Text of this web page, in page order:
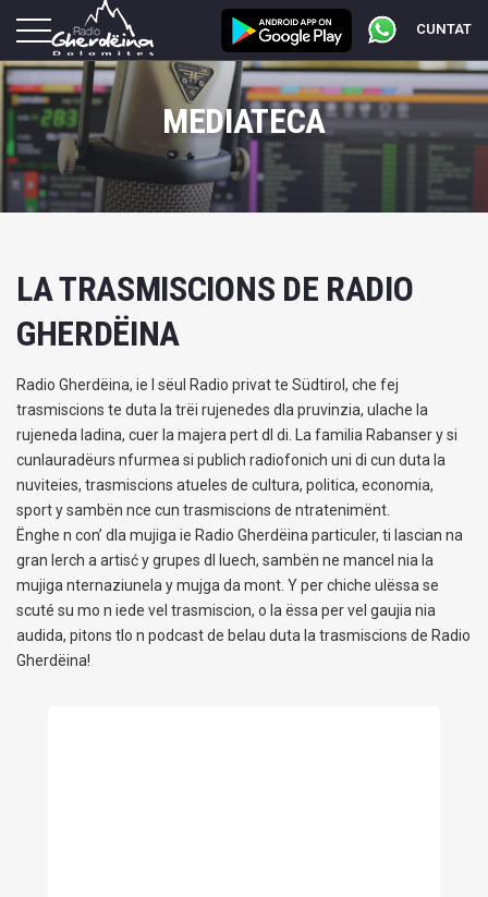
CUNTAT
MEDIATECA
LA TRASMISCIONS DE RADIO
GHERDËINA
Radio Gherdëina, ie l sëul Radio privat te Südtirol, che fej
trasmiscions te duta la trëi rujenedes dla pruvinzia, ulache la
rujeneda ladina, cuer la majera pert dl di. La familia Rabanser y si
cunlauradëurs nfurmea si publich radiofonich uni di cun duta la
nuviteies, trasmiscions atueles de cultura, politica, economia,
sport y sambën nce cun trasmiscions de ntratenimënt.
Ënghe n con’ dla mujiga ie Radio Gherdëina particuler, ti lascian na
gran lerch a artisć y grupes dl luech, sambën ne mancel nia la
mujiga nternaziunela y mujga da mont. Y per chiche ulëssa se
scuté su mo n iede vel trasmiscion, o la ëssa per vel gaujia nia
audida, pitons tlo n podcast de belau duta la trasmiscions de Radio
Gherdëina!